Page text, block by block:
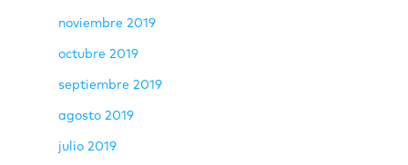
noviembre 2019
octubre 2019
septiembre 2019
agosto 2019
julio 2019